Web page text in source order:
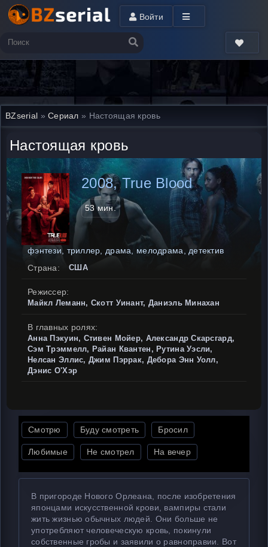
Войти
BZserial »Сериал » Настоящая кровь
Настоящая кровь
2008, True Blood
53 мин.
фэнтези, триллер, драма, мелодрама, детектив
Страна:
США
Режиссер:
Майкл Леманн, Скотт Уинант, Даниэль Минахан
В главных ролях:
Анна Пэкуин, Стивен Мойер, Александр Скарсгард,
Сэм Трэммелл, Райан Квантен, Рутина Уэсли,
Нелсан Эллис, Джим Пэррак, Дебора Энн Уолл,
Дэнис О'Хэр
Смотрю Буду смотреть Бросил
Любимые Не смотрел На вечер
В пригороде Нового Орлеана, после изобретения
японцами искусственной крови, вампиры стали
жить жизнью обычных людей. Они больше не
употребляют человеческую кровь, покинули
собственные гробы и заявили о равноправии. Вот